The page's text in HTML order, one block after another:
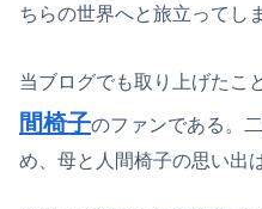
ちらの世界へと旅立ってし
当ブログでも取り上げたこ
間椅子のファンである。
め、母と人間椅子の思い出